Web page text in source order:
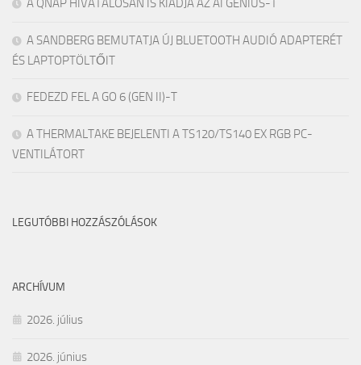
A QNAP HIVATALOSAN IS KIADJA AZ AI GENIUS-T
A SANDBERG BEMUTATJA ÚJ BLUETOOTH AUDIÓ ADAPTERÉT
ÉS LAPTOPTÖLTŐIT
FEDEZD FEL A GO 6 (GEN II)-T
A THERMALTAKE BEJELENTI A TS120/TS140 EX RGB PC-
VENTILÁTORT
LEGUTÓBBI HOZZÁSZÓLÁSOK
ARCHÍVUM
2026. július
2026. június